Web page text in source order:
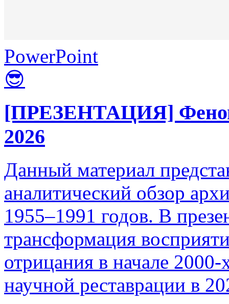
PowerPoint
😎
[ПРЕЗЕНТАЦИЯ]
2026
Данный материал
аналитический обзор
1955–1991 годов. В
трансформация
отрицания в начале 2000-
научной реставрации в